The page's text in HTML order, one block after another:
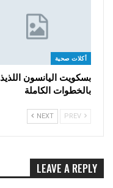
أكلات صحية
بسكويت اليانسون اللذيذ
بالخطوات الكاملة
NEXT
LEAVE A REPLY